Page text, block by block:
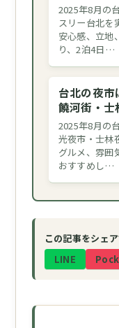
2025年8月の
スリー台北を
安心感、立地
り、2泊4日…
台北の夜市
饒河街・士
2025年8月の
光夜市・士林
グルメ、雰囲
おすすめし…
この記事をシェ
LINE